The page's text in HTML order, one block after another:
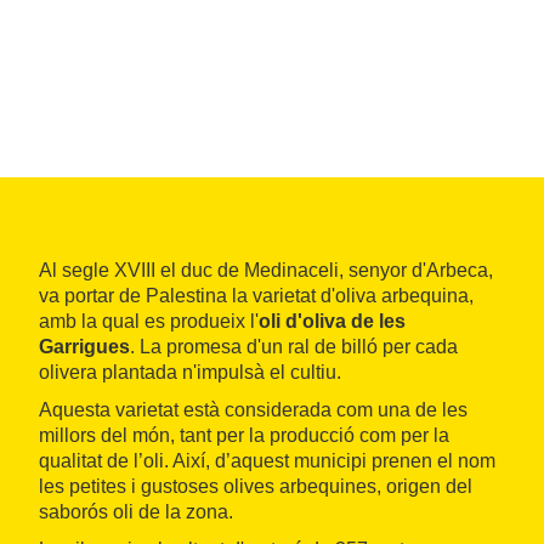
Al segle XVIII el duc de Medinaceli, senyor d'Arbeca,
va portar de Palestina la varietat d'oliva arbequina,
amb la qual es produeix l'oli d'oliva de les
Garrigues. La promesa d'un ral de billó per cada
olivera plantada n'impulsà el cultiu.
Aquesta varietat està considerada com una de les
millors del món, tant per la producció com per la
qualitat de l’oli. Així, d’aquest municipi prenen el nom
les petites i gustoses olives arbequines, origen del
saborós oli de la zona.